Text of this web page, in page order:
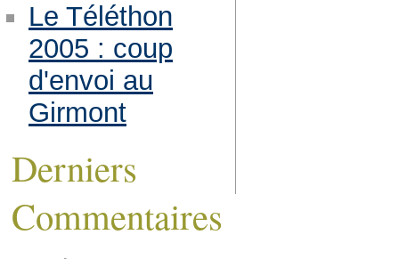
Le Téléthon
2005 : coup
d'envoi au
Girmont
Derniers
Commentaires